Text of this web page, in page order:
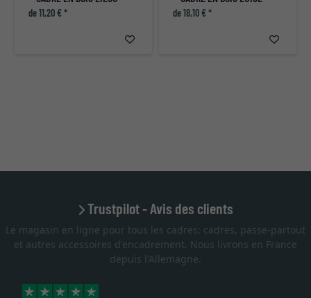
de 11,20 € * de 18,10 € *
Trustpilot - Avis des clients
Le magasin en ligne pour tous les cadres: cadres, passe-partout
et autres accessoires d'encadrement. Nous livrons en France
depuis l'Allemagne.